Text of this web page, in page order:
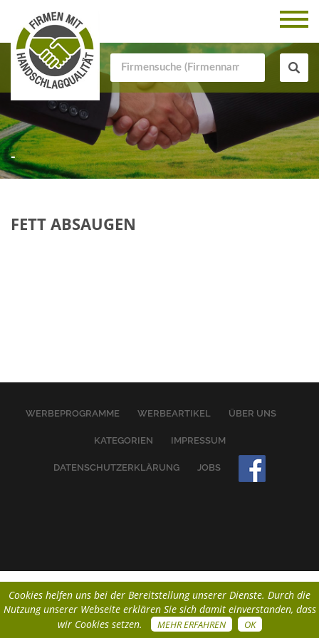
-
FETT ABSAUGEN
WERBEPROGRAMME WERBEARTIKEL ÜBER UNS
KATEGORIEN IMPRESSUM
DATENSCHUTZERKLÄRUNG JOBS
Cookies helfen uns bei der Bereitstellung unserer Dienste. Durch die
Nutzung unserer Webseite erklären Sie sich damit einverstanden, dass
wir Cookies setzen.
MEHR ERFAHREN OK